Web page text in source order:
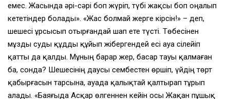
емес. Жасында әрi-сәрi боп жүрiп, түбi жақсы боп оңалып
кететiндер болады». «Жас болмай жерге кiрсiн!» – деп,
шешесi ұрсысып отырғандай шап ете түстi. Төбесiнен
мұзды суды құдды құйып жiбергендей есi ауа сiлейiп
қатты да қалды. Мұның барар жер, басар тауы қалмаған
ба, сонда? Шешесiнiң даусы сембестен өршiп, үйдiң төрт
қабырғасын тарсына, ауада қалықтай қалтырап тұрып
алады. «Баяғыда Асқар өлгеннен кейiн осы Жақан пұшық